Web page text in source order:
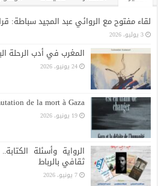
لقاء مفتوح مع الروائي عبد المجيد سباطة:
3 يوليو، 2026
المغرب في أدب الرحلة
24 يونيو، 2026
de la mort à Gaza
19 يونيو، 2026
الرواية وأسئلة
ثقافي بالرباط
7 يونيو، 2026